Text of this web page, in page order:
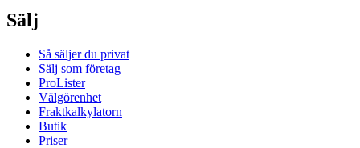
Sälj
Så säljer du privat
Sälj som företag
ProLister
Välgörenhet
Fraktkalkylatorn
Butik
Priser